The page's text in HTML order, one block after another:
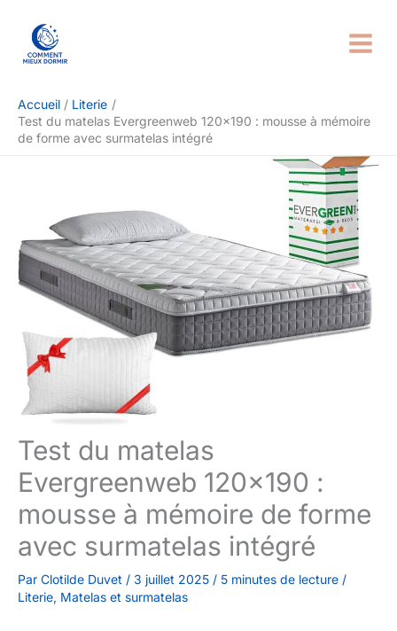
contenu
Accueil
Literie
Test du matelas Evergreenweb 120×190 : mousse à mémoire
de forme avec surmatelas intégré
Test du matelas
Evergreenweb 120×190 :
mousse à mémoire de forme
avec surmatelas intégré
Par Clotilde Duvet / 3 juillet 2025 / 5 minutes de lecture /
Literie, Matelas et surmatelas